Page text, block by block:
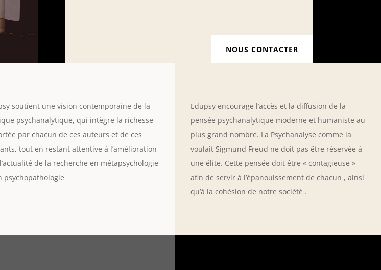
NOUS CONTACTER
soutient une vision contemporaine de la
psychanalytique, qui intègre la richesse
par chacun de ces auteurs et de ces
tout en restant attentive à l’amélioration
de la recherche en métapsychologie
psychopathologie
Edupsy encourage l’accès et la diffusion de la
pensée psychanalytique moderne et humaniste au
plus grand nombre. La Psychanalyse comme la
voulait Sigmund Freud ne doit pas être réservée à
une élite. Cette pensée doit être « contagieuse »
afin de servir à l’épanouissement de chacun , ainsi
qu’à la cohésion de notre société .